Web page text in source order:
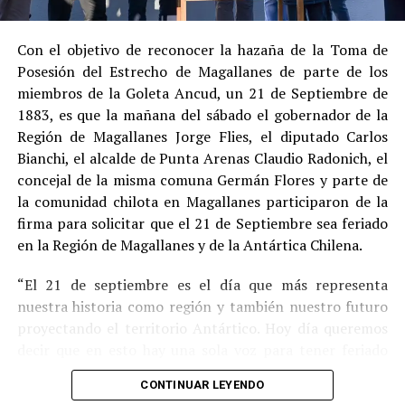
procedimiento abreviado, redujeron la posibilidad de un
cumplimiento efectivo en recinto penitenciario.
Indemnización a la víctima y nueva investigación
por ocultamiento de bienes
En el ámbito civil, elJuzgado de Letras de Castrodictó
enseptiembre de 2023una sentencia que obliga a
Pedro Montecinos apagar una indemnización total de
$120 millonespor concepto de daño moral:
$80 millonesa favor de la víctima.
$40 millonesa favor de su madre.
Sin embargo, la Fiscalía abrió una nueva línea
transferencia de bienes
Con el objetivo de reconocer la hazaña de la Toma de
Posesión del Estrecho de Magallanes de parte de los
miembros de la Goleta Ancud, un 21 de Septiembre de
1883, es que la mañana del sábado el gobernador de la
Región de Magallanes Jorge Flies, el diputado Carlos
Bianchi, el alcalde de Punta Arenas Claudio Radonich, el
concejal de la misma comuna Germán Flores y parte de
la comunidad chilota en Magallanes participaron de la
firma para solicitar que el 21 de Septiembre sea feriado
en la Región de Magallanes y de la Antártica Chilena.
“El 21 de septiembre es el día que más representa
nuestra historia como región y también nuestro futuro
proyectando el territorio Antártico. Hoy día queremos
este día por los primeros chilotes que llegaron en la
Goleta Ancud y por los que han hecho a Magallanes lo
CONTINUAR LEYENDO